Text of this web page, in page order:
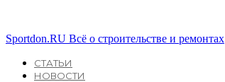
Sportdon.RU Всё о строительстве и ремонтах
СТАТЬИ
НОВОСТИ